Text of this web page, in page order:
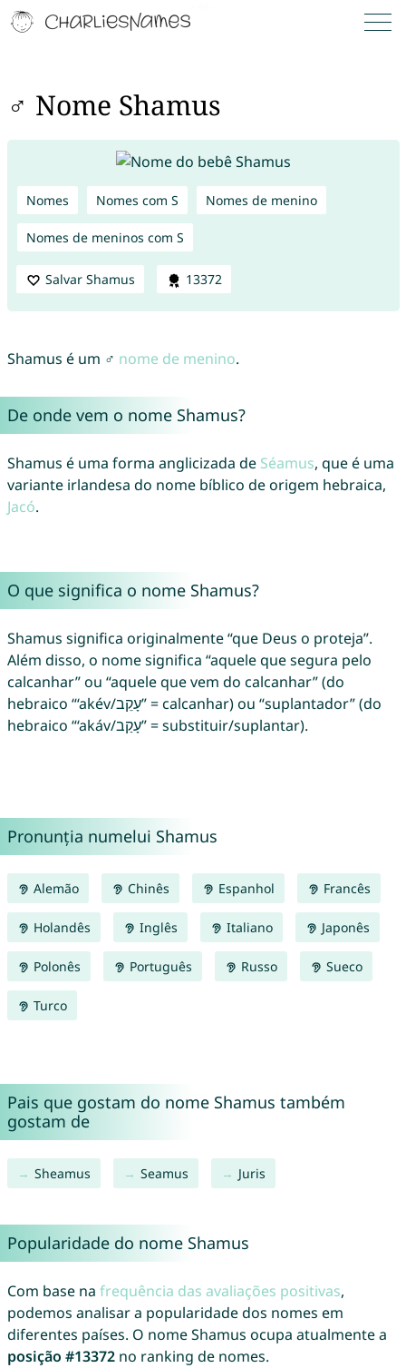
♂ Nome Shamus
Nomes Nomes com S Nomes de menino
Nomes de meninos com S
Salvar Shamus 13372
Shamus é um ♂ nome de menino.
De onde vem o nome Shamus?
Shamus é uma forma anglicizada de Séamus, que é uma
variante irlandesa do nome bíblico de origem hebraica,
Jacó.
O que significa o nome Shamus?
Shamus significa originalmente “que Deus o proteja”.
Além disso, o nome significa “aquele que segura pelo
calcanhar” ou “aquele que vem do calcanhar” (do
hebraico “‘akév/עָקֵב” = calcanhar) ou “suplantador” (do
hebraico “‘akáv/עָקַב” = substituir/suplantar).
Pronunția numelui Shamus
Alemão Chinês Espanhol Francês
Holandês Inglês Italiano Japonês
Polonês Português Russo Sueco
Turco
Pais que gostam do nome Shamus também
gostam de
Sheamus Seamus Juris
Popularidade do nome Shamus
Com base na frequência das avaliações positivas,
podemos analisar a popularidade dos nomes em
diferentes países. O nome Shamus ocupa atualmente a
posição #13372no ranking de nomes.